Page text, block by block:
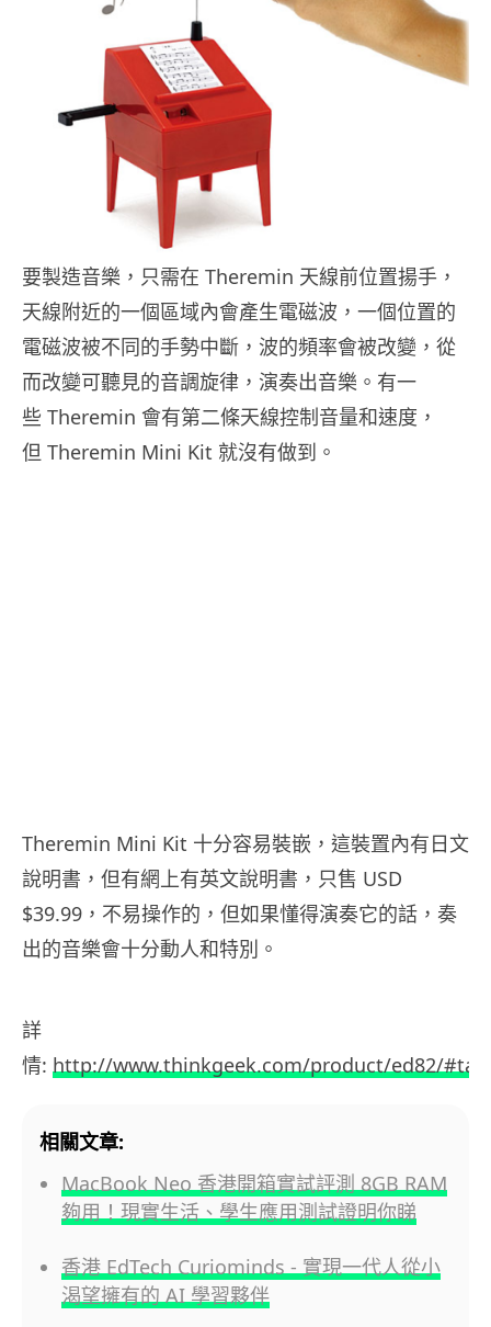
要製造音樂，只需在 Theremin 天線前位置揚手，
天線附近的一個區域內會產生電磁波，一個位置的
電磁波被不同的手勢中斷，波的頻率會被改變，從
而改變可聽見的音調旋律，演奏出音樂。有一
些 Theremin 會有第二條天線控制音量和速度，
但 Theremin Mini Kit 就沒有做到。
Theremin Mini Kit 十分容易裝嵌，這裝置內有日文
說明書，但有網上有英文說明書，只售 USD
$39.99，不易操作的，但如果懂得演奏它的話，奏
出的音樂會十分動人和特別。
詳
情: http://www.thinkgeek.com/product/ed82/
相關文章:
MacBook Neo 香港開箱實試評測 8GB RAM
夠用！現實生活、學生應用測試證明你睇
香港 EdTech Curiominds - 實現一代人從小
渴望擁有的 AI 學習夥伴